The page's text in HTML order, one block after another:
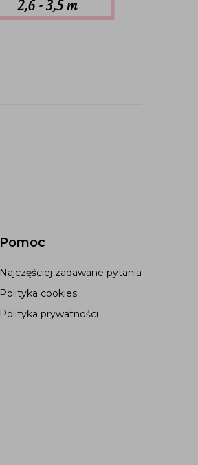
Pomoc
Najczęściej zadawane pytania
Polityka cookies
Polityka prywatności